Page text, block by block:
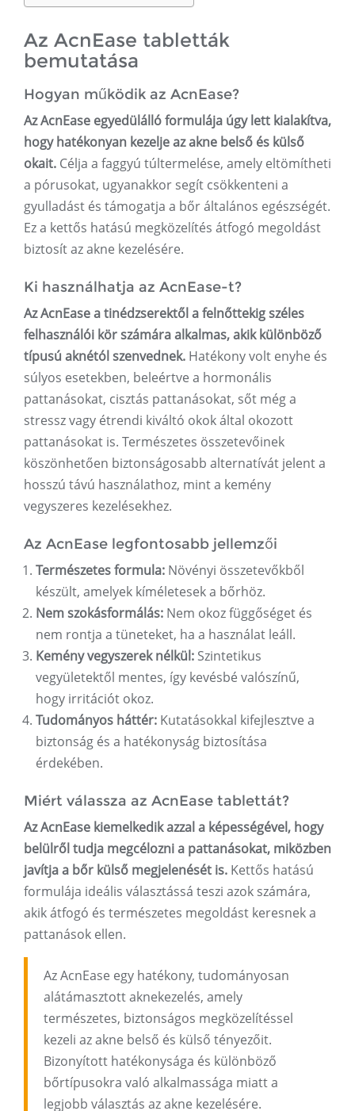
Az AcnEase tabletták
bemutatása
Hogyan működik az AcnEase?
Az AcnEase egyedülálló formulája úgy lett kialakítva,
hogy hatékonyan kezelje az akne belső és külső
okait. Célja a faggyú túltermelése, amely eltömítheti
a pórusokat, ugyanakkor segít csökkenteni a
gyulladást és támogatja a bőr általános egészségét.
Ez a kettős hatású megközelítés átfogó megoldást
biztosít az akne kezelésére.
Ki használhatja az AcnEase-t?
Az AcnEase a tinédzserektől a felnőttekig széles
felhasználói kör számára alkalmas, akik különböző
típusú aknétól szenvednek. Hatékony volt enyhe és
súlyos esetekben, beleértve a hormonális
pattanásokat, cisztás pattanásokat, sőt még a
stressz vagy étrendi kiváltó okok által okozott
pattanásokat is. Természetes összetevőinek
köszönhetően biztonságosabb alternatívát jelent a
hosszú távú használathoz, mint a kemény
vegyszeres kezelésekhez.
Az AcnEase legfontosabb jellemzői
Természetes formula: Növényi összetevőkből
készült, amelyek kíméletesek a bőrhöz.
Nem szokásformálás: Nem okoz függőséget és
nem rontja a tüneteket, ha a használat leáll.
Kemény vegyszerek nélkül: Szintetikus
vegyületektől mentes, így kevésbé valószínű,
hogy irritációt okoz.
Tudományos háttér: Kutatásokkal kifejlesztve a
biztonság és a hatékonyság biztosítása
érdekében.
Miért válassza az AcnEase tablettát?
Az AcnEase kiemelkedik azzal a képességével, hogy
belülről tudja megcélozni a pattanásokat, miközben
javítja a bőr külső megjelenését is. Kettős hatású
formulája ideális választássá teszi azok számára,
akik átfogó és természetes megoldást keresnek a
pattanások ellen.
Az AcnEase egy hatékony, tudományosan
alátámasztott aknekezelés, amely
természetes, biztonságos megközelítéssel
kezeli az akne belső és külső tényezőit.
Bizonyított hatékonysága és különböző
bőrtípusokra való alkalmassága miatt a
legjobb választás az akne kezelésére.